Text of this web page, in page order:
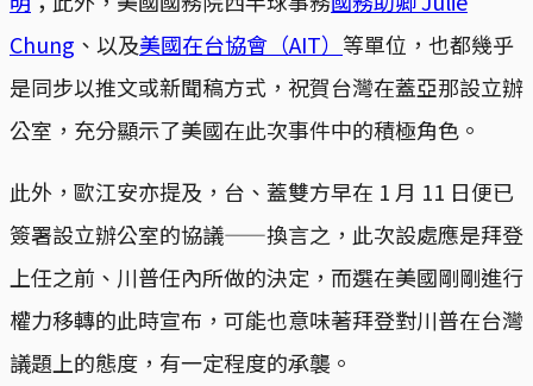
Chung 、以及美國在台協會（AIT） 等單位，也都幾乎
是同步以推文或新聞稿方式，祝賀台灣在蓋亞那設立辦
公室，充分顯示了美國在此次事件中的積極角色。
此外，歐江安亦提及，台、蓋雙方早在 1 月 11 日便已
簽署設立辦公室的協議——換言之，此次設處應是拜登
上任之前、川普任內所做的決定，而選在美國剛剛進行
權力移轉的此時宣布，可能也意味著拜登對川普在台灣
議題上的態度，有一定程度的承襲。